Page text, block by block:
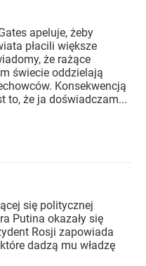
apeluje, żeby
płacili większe
że rażące
świecie oddzielają
Konsekwencją
to, że ja doświadczam...
się politycznej
Putina okazały się
Rosji zapowiada
dadzą mu władzę